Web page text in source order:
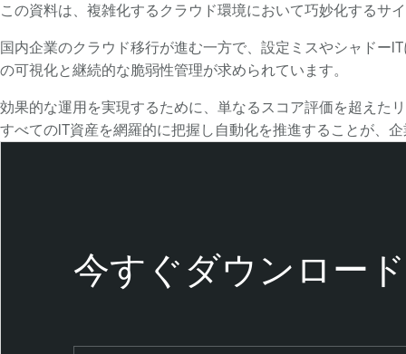
この資料は、複雑化するクラウド環境において巧妙化するサ
国内企業のクラウド移行が進む一方で、設定ミスやシャドー
の可視化と継続的な脆弱性管理が求められています。
効果的な運用を実現するために、単なるスコア評価を超えた
すべてのIT資産を網羅的に把握し自動化を推進することが、
今すぐダウンロード